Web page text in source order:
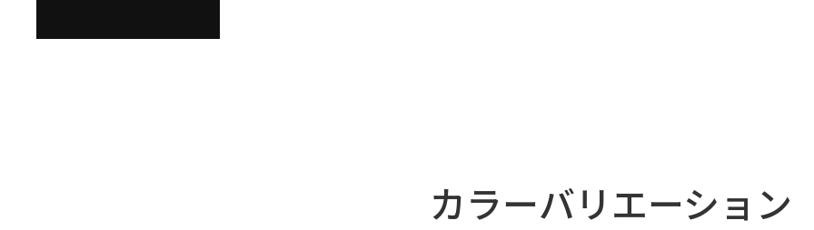
カラーバリエーション